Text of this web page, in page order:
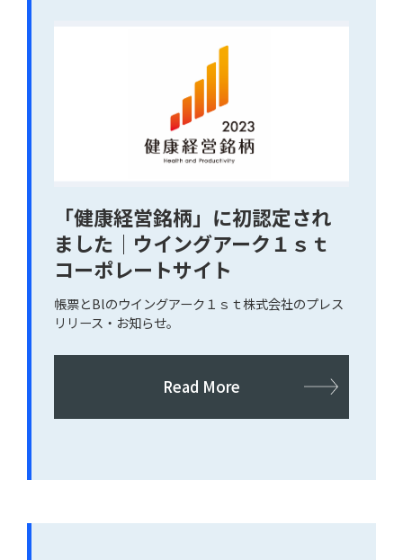
Copyright© WingArc1st Inc. All Rights Reserved.
「健康経営銘柄」に初認定され
ました｜ウイングアーク１ｓｔ
コーポレートサイト
帳票とBlのウイングアーク１ｓｔ株式会社のプレス
リリース・お知らせ。
Read More